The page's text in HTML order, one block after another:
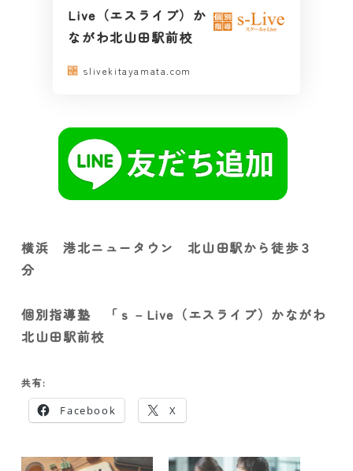
Live（エスライブ）か
ながわ北山田駅前校
slivekitayamata.com
横浜 港北ニュータウン 北山田駅から徒歩３
分
個別指導塾 「ｓ－Live（エスライブ）かながわ
北山田駅前校
共有:
Facebook X